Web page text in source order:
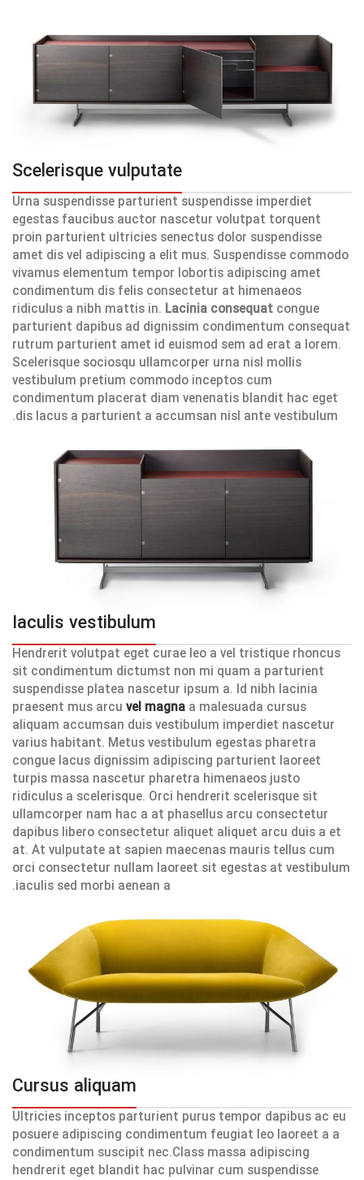
Scelerisque vulputate
Urna suspendisse parturient suspendisse imperdiet
egestas faucibus auctor nascetur volutpat torquent
proin parturient ultricies senectus dolor suspendisse
amet dis vel adipiscing a elit mus. Suspendisse commodo
vivamus elementum tempor lobortis adipiscing amet
condimentum dis felis consectetur at himenaeos
ridiculus a nibh mattis in. Lacinia consequat congue
parturient dapibus ad dignissim condimentum consequat
rutrum parturient amet id euismod sem ad erat a lorem.
Scelerisque sociosqu ullamcorper urna nisl mollis
vestibulum pretium commodo inceptos cum
condimentum placerat diam venenatis blandit hac eget
dis lacus a parturient a accumsan nisl ante vestibulum.
Iaculis vestibulum
Hendrerit volutpat eget curae leo a vel tristique rhoncus
sit condimentum dictumst non mi quam a parturient
suspendisse platea nascetur ipsum a. Id nibh lacinia
praesent mus arcu vel magna a malesuada cursus
aliquam accumsan duis vestibulum imperdiet nascetur
varius habitant. Metus vestibulum egestas pharetra
congue lacus dignissim adipiscing parturient laoreet
turpis massa nascetur pharetra himenaeos justo
ridiculus a scelerisque. Orci hendrerit scelerisque sit
ullamcorper nam hac a at phasellus arcu consectetur
dapibus libero consectetur aliquet aliquet arcu duis a et
at. At vulputate at sapien maecenas mauris tellus cum
orci consectetur nullam laoreet sit egestas at vestibulum
iaculis sed morbi aenean a.
Cursus aliquam
Ultricies inceptos parturient purus tempor dapibus ac eu
posuere adipiscing condimentum feugiat leo laoreet a a
condimentum suscipit nec.Class massa adipiscing
hendrerit eget blandit hac pulvinar cum suspendisse